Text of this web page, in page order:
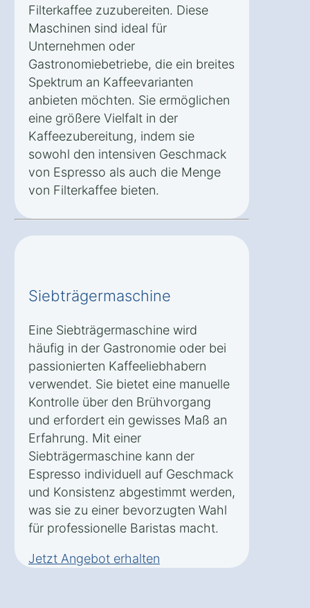
Filterkaffee zuzubereiten. Diese
Maschinen sind ideal für
Unternehmen oder
Gastronomiebetriebe, die ein breites
Spektrum an Kaffeevarianten
anbieten möchten. Sie ermöglichen
eine größere Vielfalt in der
Kaffeezubereitung, indem sie
sowohl den intensiven Geschmack
von Espresso als auch die Menge
von Filterkaffee bieten.
Siebträgermaschine
Eine Siebträgermaschine wird
häufig in der Gastronomie oder bei
passionierten Kaffeeliebhabern
verwendet. Sie bietet eine manuelle
Kontrolle über den Brühvorgang
und erfordert ein gewisses Maß an
Erfahrung. Mit einer
Siebträgermaschine kann der
Espresso individuell auf Geschmack
und Konsistenz abgestimmt werden,
was sie zu einer bevorzugten Wahl
für professionelle Baristas macht.
Jetzt Angebot erhalten